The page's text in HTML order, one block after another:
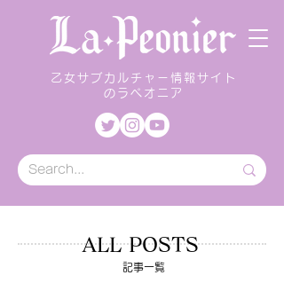
乙女サブカルチャー情報サイト
のラペオニア
ALL POSTS
記事一覧